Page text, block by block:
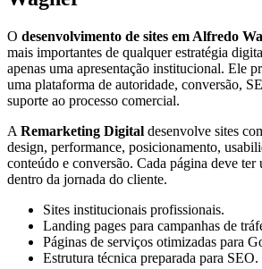
O desenvolvimento de sites em Alfredo
mais importantes de qualquer estratégia
apenas uma apresentação institucional. Ele
uma plataforma de autoridade, conversão,
suporte ao processo comercial.
A Remarketing Digital desenvolve sites
design, performance, posicionamento,
conteúdo e conversão. Cada página deve ter
dentro da jornada do cliente.
Sites institucionais profissionais.
Landing pages para campanhas de
Páginas de serviços otimizadas para
Estrutura técnica preparada para SEO.